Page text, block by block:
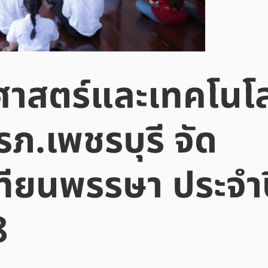
สตร์และเทคโน
.เพชรบุรี จัด
นพรรษา ประจ